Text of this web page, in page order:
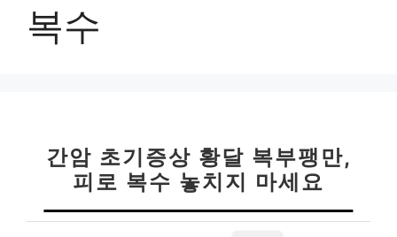
복수
간암 초기증상 황달 복부팽만,
피로 복수 놓치지 마세요